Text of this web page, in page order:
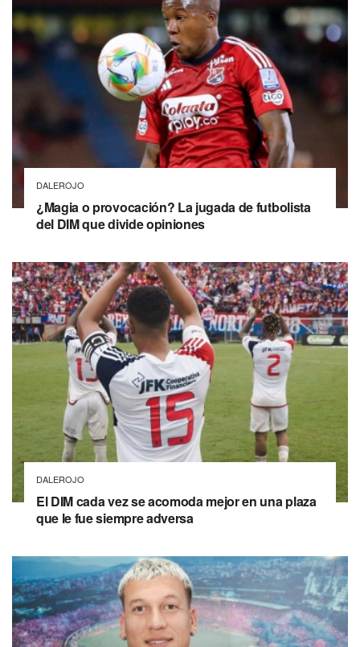
DALEROJO
¿Magia o provocación? La jugada de futbolista
del DIM que divide opiniones
DALEROJO
El DIM cada vez se acomoda mejor en una plaza
que le fue siempre adversa